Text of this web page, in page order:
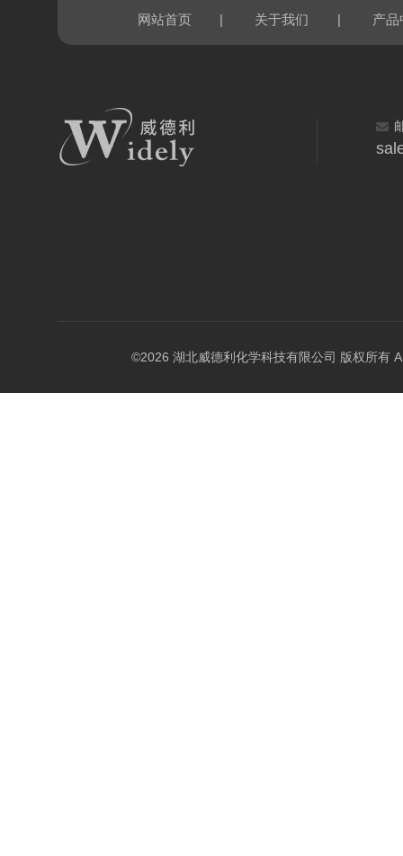
网站首页 | 关于我们 | 产品
©2026 湖北威德利化学科技有限公司 版权所有